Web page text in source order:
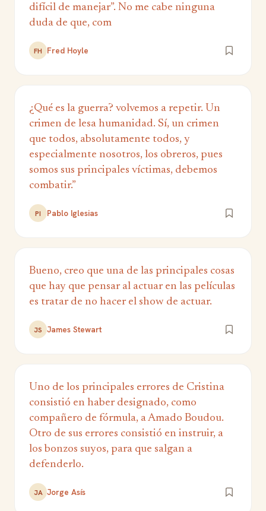
difícil de manejar”. No me cabe ninguna
duda de que, com
FH Fred Hoyle
¿Qué es la guerra? volvemos a repetir. Un
crimen de lesa humanidad. Sí, un crimen
que todos, absolutamente todos, y
especialmente nosotros, los obreros, pues
somos sus principales víctimas, debemos
combatir.”
PI Pablo Iglesias
Bueno, creo que una de las principales cosas
que hay que pensar al actuar en las películas
es tratar de no hacer el show de actuar.
JS James Stewart
Uno de los principales errores de Cristina
consistió en haber designado, como
compañero de fórmula, a Amado Boudou.
Otro de sus errores consistió en instruir, a
los bonzos suyos, para que salgan a
defenderlo.
JA Jorge Asís